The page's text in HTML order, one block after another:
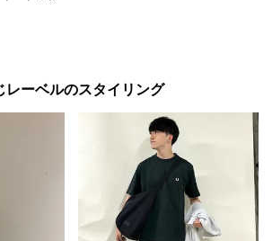
レーベルのスタイリング